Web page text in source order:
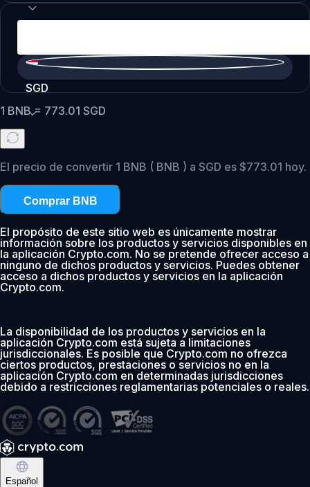
SGD
1 BNB= 773.01 SGD
El precio de convertir 1 BNB ( BNB ) a SGD es $773.01 hoy.
Comprar BNB
El propósito de este sitio web es únicamente mostrar
información sobre los productos y servicios disponibles en
la aplicación Crypto.com. No se pretende ofrecer acceso a
ninguno de dichos productos y servicios. Puedes obtener
acceso a dichos productos y servicios en la aplicación
Crypto.com.
La disponibilidad de los productos y servicios en la
aplicación Crypto.com está sujeta a limitaciones
jurisdiccionales. Es posible que Crypto.com no ofrezca
ciertos productos, prestaciones o servicios no en la
aplicación Crypto.com en determinadas jurisdicciones
debido a restricciones reglamentarias potenciales o reales.
Español